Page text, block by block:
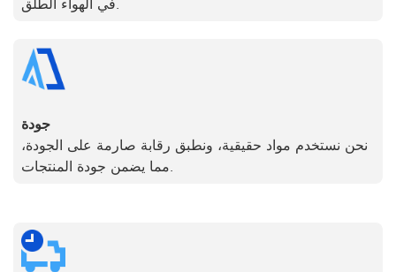
جودة
نحن نستخدم مواد حقيقية، ونطبق رقابة صارمة على الجودة،